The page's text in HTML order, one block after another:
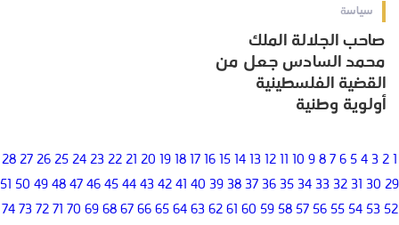
سياسة
صاحب الجلالة الملك
محمد السادس جعل من
القضية الفلسطينية
أولوية وطنية
1
2
3
4
5
6
7
8
9
10
11
12
13
14
15
16
17
18
19
20
21
22
23
24
25
26
27
28
29
30
31
32
33
34
35
36
37
38
39
40
41
42
43
44
45
46
47
48
49
50
51
52
53
54
55
56
57
58
59
60
61
62
63
64
65
66
67
68
69
70
71
72
73
74